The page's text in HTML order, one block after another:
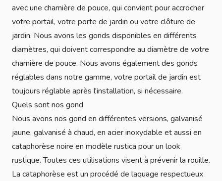
avec une charnière de pouce, qui convient pour accrocher
votre portail, votre porte de jardin ou votre clôture de
jardin. Nous avons les gonds disponibles en différents
diamètres, qui doivent correspondre au diamètre de votre
charnière de pouce. Nous avons également des gonds
réglables dans notre gamme, votre portail de jardin est
toujours réglable après l'installation, si nécessaire.
Quels sont nos gond
Nous avons nos gond en différentes versions, galvanisé
jaune, galvanisé à chaud, en acier inoxydable et aussi en
cataphorèse noire en modèle rustica pour un look
rustique. Toutes ces utilisations visent à prévenir la rouille.
La cataphorèse est un procédé de laquage respectueux